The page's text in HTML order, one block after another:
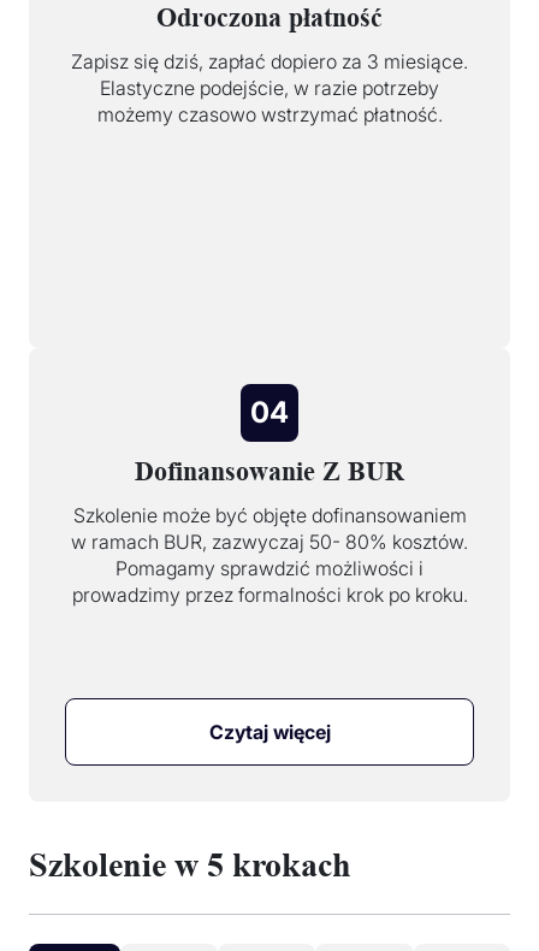
Odroczona płatność
Zapisz się dziś, zapłać dopiero za 3 miesiące.
Elastyczne podejście, w razie potrzeby
możemy czasowo wstrzymać płatność.
04
Dofinansowanie Z BUR
Szkolenie może być objęte dofinansowaniem
w ramach BUR, zazwyczaj 50- 80% kosztów.
Pomagamy sprawdzić możliwości i
prowadzimy przez formalności krok po kroku.
Czytaj więcej
Szkolenie w 5 krokach